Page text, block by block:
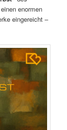
enormen
eingereicht –